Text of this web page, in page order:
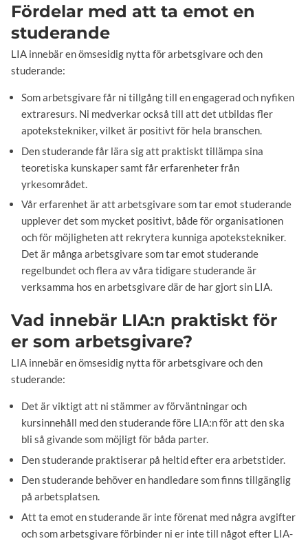
Fördelar med att ta emot en
studerande
LIA innebär en ömsesidig nytta för arbetsgivare och den
studerande:
Som arbetsgivare får ni tillgång till en engagerad och nyfiken
extraresurs. Ni medverkar också till att det utbildas fler
apotekstekniker, vilket är positivt för hela branschen.
Den studerande får lära sig att praktiskt tillämpa sina
teoretiska kunskaper samt får erfarenheter från
yrkesområdet.
Vår erfarenhet är att arbetsgivare som tar emot studerande
upplever det som mycket positivt, både för organisationen
och för möjligheten att rekrytera kunniga apotekstekniker.
Det är många arbetsgivare som tar emot studerande
regelbundet och flera av våra tidigare studerande är
verksamma hos en arbetsgivare där de har gjort sin LIA.
Vad innebär LIA:n praktiskt för
er som arbetsgivare?
LIA innebär en ömsesidig nytta för arbetsgivare och den
studerande:
Det är viktigt att ni stämmer av förväntningar och
kursinnehåll med den studerande före LIA:n för att den ska
bli så givande som möjligt för båda parter.
Den studerande praktiserar på heltid efter era arbetstider.
Den studerande behöver en handledare som finns tillgänglig
på arbetsplatsen.
Att ta emot en studerande är inte förenat med några avgifter
och som arbetsgivare förbinder ni er inte till något efter LIA-